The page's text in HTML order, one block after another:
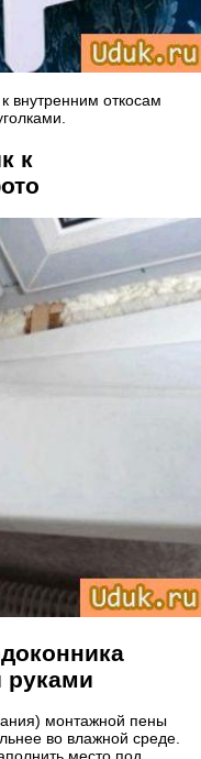
внутренним откосам
к
руками
монтажной пены
во влажной среде.